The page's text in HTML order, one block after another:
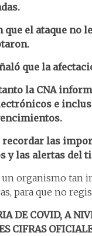
que el ataque no
que la
la CNA
e
recordar las
y las alertas del
un organismo tan
para que no
DE COVID, A
CIFRAS